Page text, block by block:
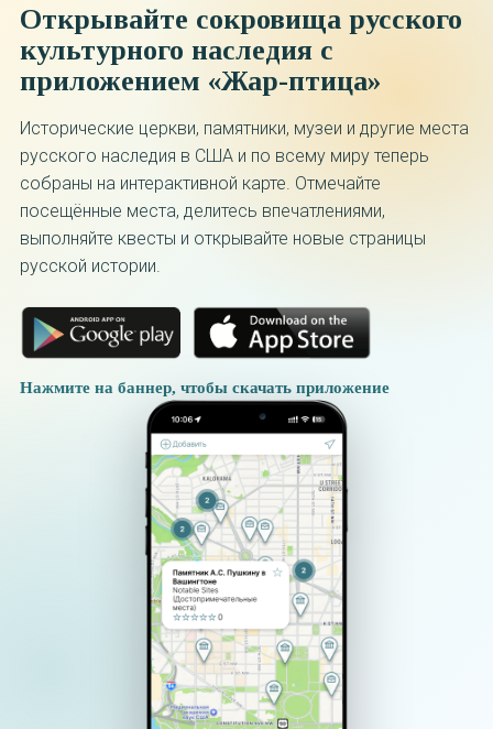
Открывайте сокровища русского
культурного наследия с
приложением «Жар-птица»
Исторические церкви, памятники, музеи и другие места
русского наследия в США и по всему миру теперь
собраны на интерактивной карте. Отмечайте
посещённые места, делитесь впечатлениями,
выполняйте квесты и открывайте новые страницы
русской истории.
Нажмите на баннер, чтобы скачать приложение